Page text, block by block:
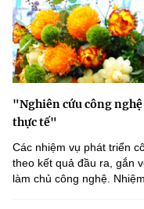
"Nghiên cứu công
thực tế"
Các nhiệm vụ phát triển
theo kết quả đầu ra, gắn
làm chủ công nghệ.